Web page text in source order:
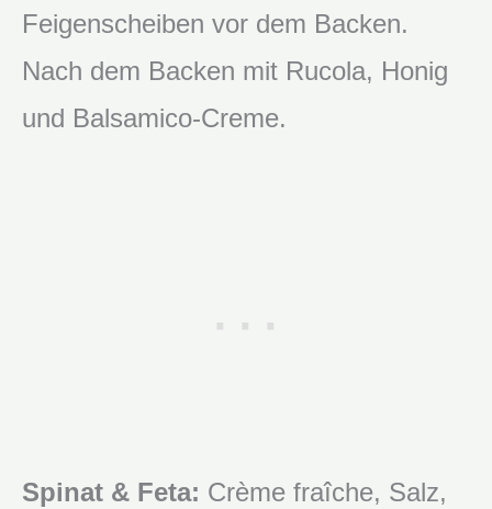
Feigenscheiben vor dem Backen.
Nach dem Backen mit Rucola, Honig
und Balsamico-Creme.
Spinat & Feta: Crème fraîche, Salz,